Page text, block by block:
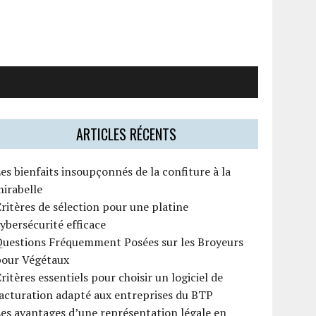
ARTICLES RÉCENTS
bienfaits insoupçonnés de la confiture à la
de sélection pour une platine
efficace
Fréquemment Posées sur les Broyeurs
Végétaux
essentiels pour choisir un logiciel de
adapté aux entreprises du BTP
avantages d’une représentation légale en